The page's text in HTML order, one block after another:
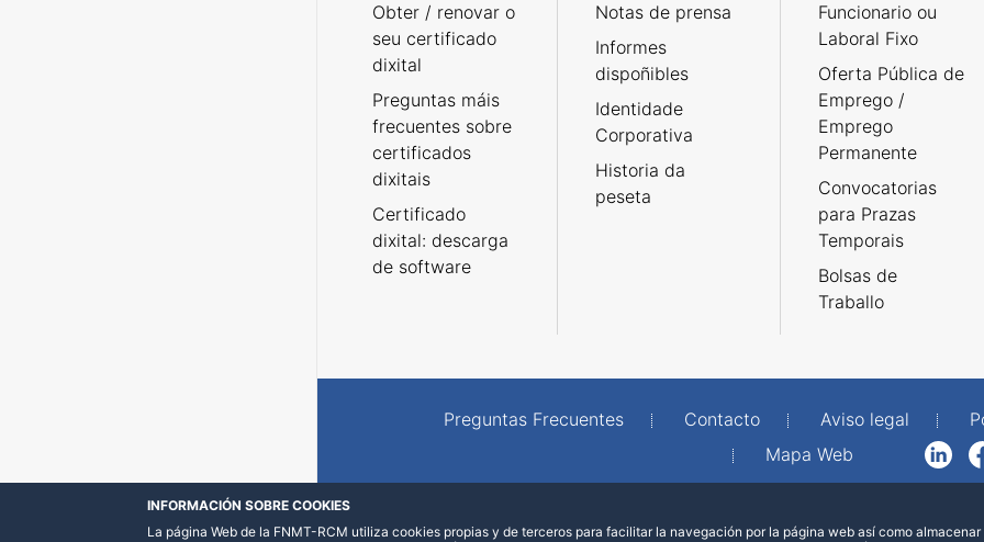
Obter / renovar o
seu certificado
dixital
Preguntas máis
frecuentes sobre
certificados
dixitais
Certificado
dixital: descarga
de software
Notas de prensa
Informes
dispoñibles
Identidade
Corporativa
Historia da
peseta
Funcionario ou
Laboral Fixo
Oferta Pública de
Emprego /
Emprego
Permanente
Convocatorias
para Prazas
Temporais
Bolsas de
Traballo
Preguntas Frecuentes Contacto Aviso legal
Mapa Web
LinkedInFacebook
INFORMACIÓN SOBRE COOKIES
La página Web de la FNMT-RCM utiliza cookies propias y de terceros para facilitar la navegación por la página web así como